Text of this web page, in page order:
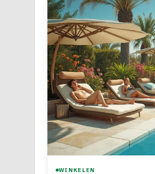
WINKELEN